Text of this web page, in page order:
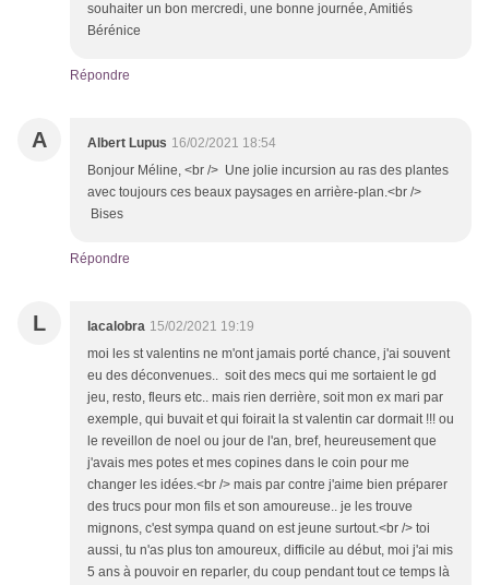
souhaiter un bon mercredi, une bonne journée, Amitiés
Bérénice
Répondre
A Albert Lupus 16/02/2021 18:54
Bonjour Méline, <br /> Une jolie incursion au ras des plantes
avec toujours ces beaux paysages en arrière-plan.<br />
Bises
Répondre
L lacalobra 15/02/2021 19:19
moi les st valentins ne m'ont jamais porté chance, j'ai souvent
eu des déconvenues.. soit des mecs qui me sortaient le gd
jeu, resto, fleurs etc.. mais rien derrière, soit mon ex mari par
exemple, qui buvait et qui foirait la st valentin car dormait !!! ou
le reveillon de noel ou jour de l'an, bref, heureusement que
j'avais mes potes et mes copines dans le coin pour me
changer les idées.<br /> mais par contre j'aime bien préparer
des trucs pour mon fils et son amoureuse.. je les trouve
mignons, c'est sympa quand on est jeune surtout.<br /> toi
aussi, tu n'as plus ton amoureux, difficile au début, moi j'ai mis
5 ans à pouvoir en reparler, du coup pendant tout ce temps là